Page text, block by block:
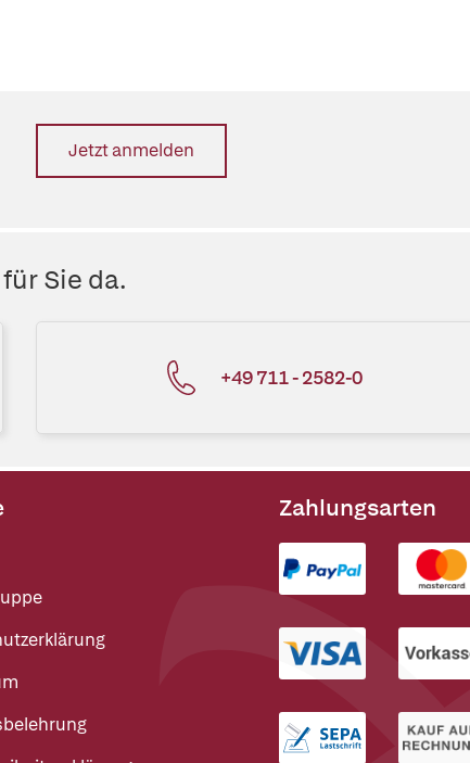
Jetzt anmelden
Sie da.
+49 711 - 2582-0
Zahlungsarten